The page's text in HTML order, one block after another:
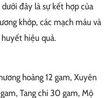
đây là sự kết hợp của
khớp, các mạch máu và
hiệu quả.
hoàng 12 gam, Xuyên
Tang chi 30 gam, Mộ